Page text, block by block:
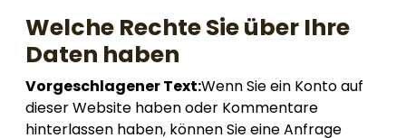
Welche Rechte Sie über Ihre
Daten haben
Vorgeschlagener Text:Wenn Sie ein Konto auf
dieser Website haben oder Kommentare
hinterlassen haben, können Sie eine Anfrage